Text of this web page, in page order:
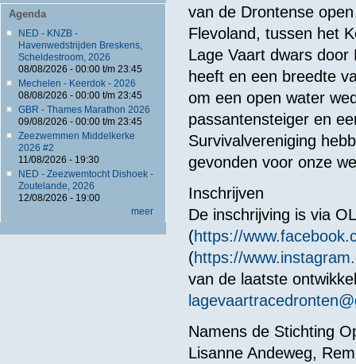
Agenda
NED - KNZB -
Havenwedstrijden Breskens,
Scheldestroom, 2026
08/08/2026 - 00:00t/m 23:45
Mechelen - Keerdok - 2026
08/08/2026 - 00:00t/m 23:45
GBR - Thames Marathon 2026
09/08/2026 - 00:00t/m 23:45
Zeezwemmen Middelkerke
2026 #2
11/08/2026 - 19:30
NED - Zeezwemtocht Dishoek -
Zoutelande, 2026
12/08/2026 - 19:00
meer
van de Drontense
Flevoland, tussen het
Lage Vaart dwars
heeft en een breedte
om een open water
passantensteiger en
Survivalvereniging
gevonden voor onze
Inschrijven
De inschrijving is via
(https://
(https://
van de laatste
Namens de Stichting
Lisanne Andeweg,